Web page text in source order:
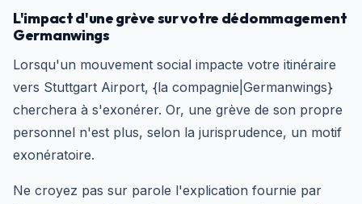
L'impact d'une grève sur votre dédommagement
Germanwings
Lorsqu'un mouvement social impacte votre itinéraire
vers Stuttgart Airport, {la compagnie|Germanwings}
cherchera à s'exonérer. Or, une grève de son propre
personnel n'est plus, selon la jurisprudence, un motif
exonératoire.
Ne croyez pas sur parole l'explication fournie par